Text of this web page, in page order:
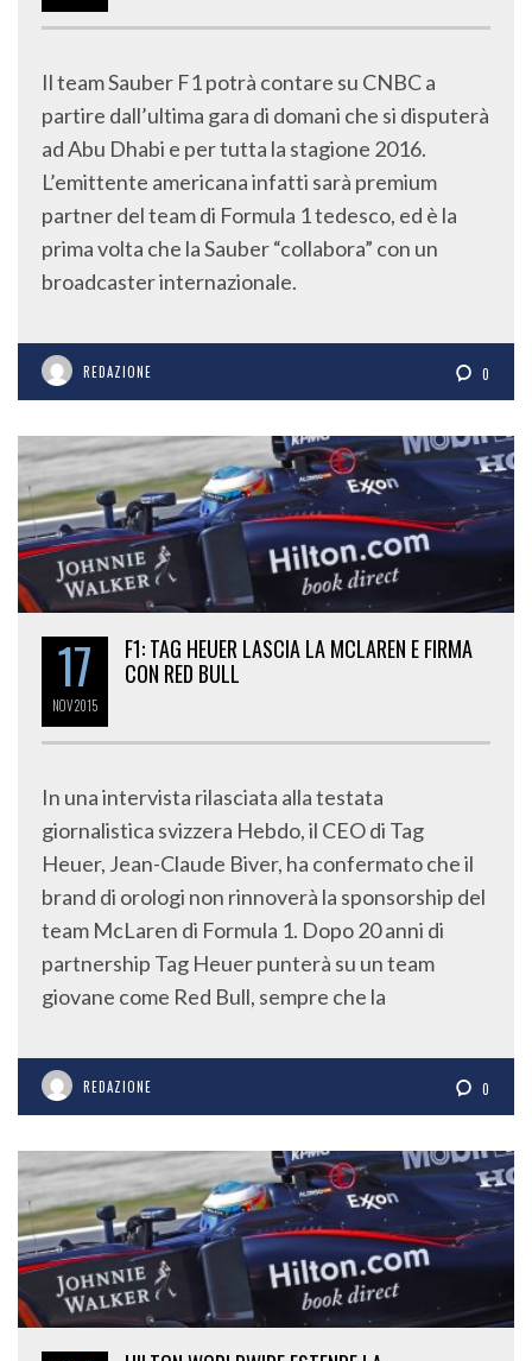
Il team Sauber F1 potrà contare su CNBC a
partire dall’ultima gara di domani che si disputerà
ad Abu Dhabi e per tutta la stagione 2016.
L’emittente americana infatti sarà premium
partner del team di Formula 1 tedesco, ed è la
prima volta che la Sauber “collabora” con un
broadcaster internazionale.
REDAZIONE 0
17
NOV2015
F1: TAG HEUER LASCIA LA MCLAREN E FIRMA
CON RED BULL
In una intervista rilasciata alla testata
giornalistica svizzera Hebdo, il CEO di Tag
Heuer, Jean-Claude Biver, ha confermato che il
brand di orologi non rinnoverà la sponsorship del
team McLaren di Formula 1. Dopo 20 anni di
partnership Tag Heuer punterà su un team
giovane come Red Bull, sempre che la
REDAZIONE 0